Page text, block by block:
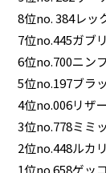
8位no. 384レッ
7位no.445ガブ
6位no.700ニン
5位no.197ブラ
4位no.006リザ
3位no.778ミミ
2位no.448ルカ
1位no.658ゲッ